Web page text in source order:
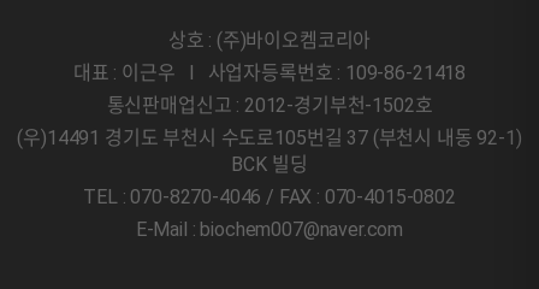
상호 : (주)바이오켐코리아
대표 : 이근우 l 사업자등록번호 : 109-86-21418
통신판매업신고 : 2012-경기부천-1502호
(우)14491 경기도 부천시 수도로105번길 37 (부천시 내동 92-1)
BCK 빌딩
TEL : 070-8270-4046 / FAX : 070-4015-0802
E-Mail : biochem007@naver.com